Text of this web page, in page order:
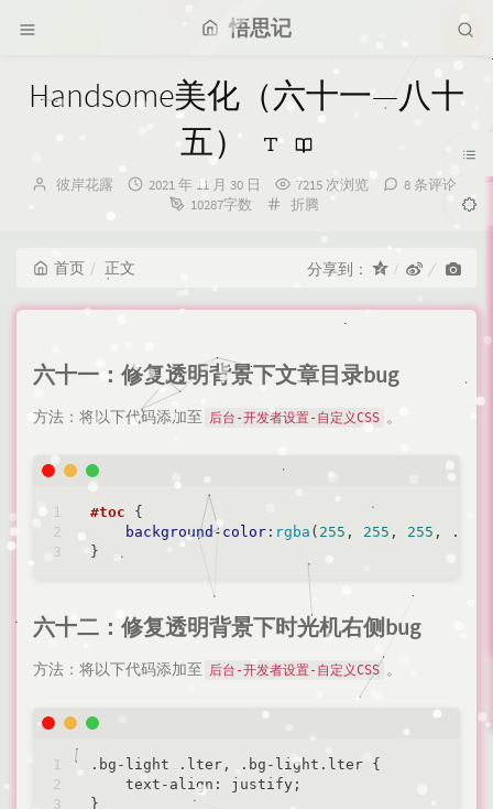
悟思记
Handsome美化（六十一—八十
五）
博
彼岸花露
发
2021 年 11 月 30 日 7215 次浏览
8 条评论
10287字数
分
折腾
首页 正文 分享到：
六十一：修复透明背景下文章目录bug
方法：将以下代码添加至 后台-开发者设置-自定义CSS 。
#toc {
background-color : rgba ( 255 , 255 , 255 , .
六十二：修复透明背景下时光机右侧bug
方法：将以下代码添加至 后台-开发者设置-自定义CSS 。
.bg-light .lter, .bg-light.lter {
    text
- align: justify;